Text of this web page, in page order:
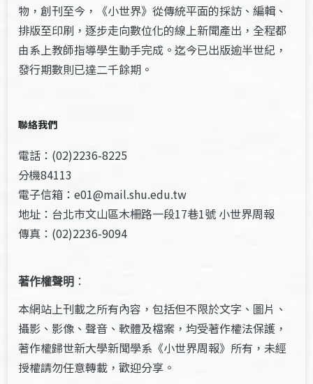
物，創刊至今，《小世界》從傳統平面的採訪、編輯、
排版至印刷，逐步走向數位化的線上新聞產出，全程都
由系上教師指導學生動手完成。迄今已出版逾半世紀，
發行期數則已達二千餘期。
聯絡我們
電話：(02)2236-8225
分機84113
電子信箱：e01@mail.shu.edu.tw
地址：台北市文山區木柵路一段17巷1號 小世界周報
傳真：(02)2236-9094
著作權聲明 ：
本網站上刊載之所有內容，包括但不限於文字、圖片、
攝影、影像、聲音、軟體及檔案，均受著作權法保護，
著作權歸世新大學新聞學系《小世界周報》所有，未經
授權請勿任意轉載，歡迎分享。